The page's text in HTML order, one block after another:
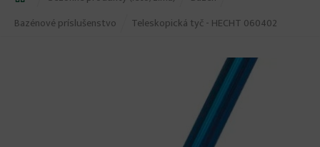
sa
Bazénové príslušenstvo
Teleskopická tyč - HECHT 060402